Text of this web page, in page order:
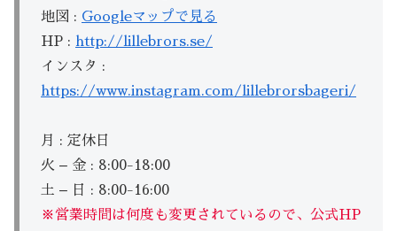
地図 : Googleマップで見る
HP : http://lillebrors.se/
インスタ :
https://www.instagram.com/lillebrorsbageri/
月 : 定休日
火 – 金 : 8:00-18:00
土 – 日 : 8:00-16:00
※営業時間は何度も変更されているので、公式HP